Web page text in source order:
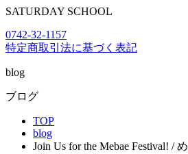
SATURDAY SCHOOL
0742-32-1157
特定商取引法に基づく表記
blog
ブログ
TOP
blog
Join Us for the Mebae Festival! /